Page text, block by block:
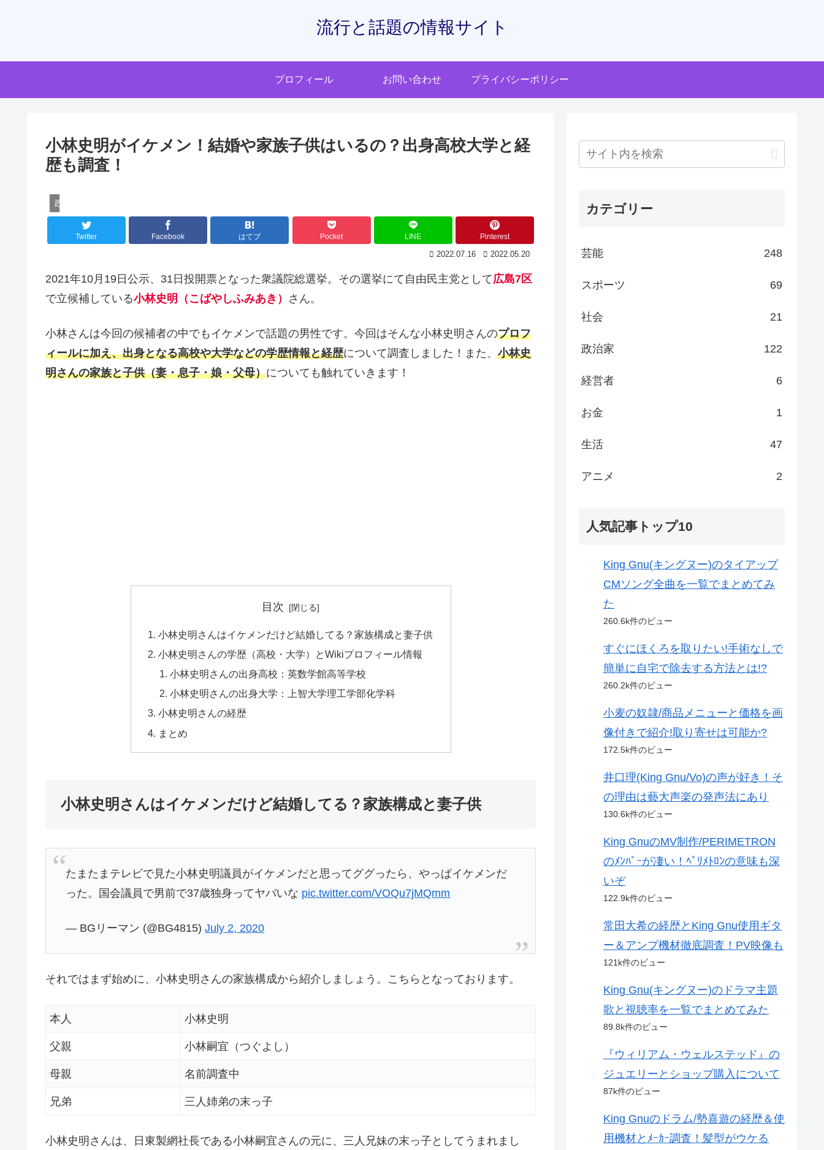
流行と話題の情報サイト
プロフィール お問い合わせ プライバシーポリシー
小林史明がイケメン！結婚や家族子供はいるの？出身高校大学と経
歴も調査！
政治家
Twitter Facebook はてブ Pocket LINE Pinterest
2022.07.16 2022.05.20
2021年10月19日公示、31日投開票となった衆議院総選挙。その選挙にて自由民主党として 広島7区
で立候補している小林史明（こばやしふみあき） さん。
小林さんは今回の候補者の中でもイケメンで話題の男性です。今回はそんな小林史明さんのプロフ
ィールに加え、出身となる高校や大学などの学歴情報と経歴について調査しました！また、 小林史
明さんの家族と子供（妻・息子・娘・父母）についても触れていきます！
目次
小林史明さんはイケメンだけど結婚してる？家族構成と妻子供
小林史明さんの学歴（高校・大学）とWikiプロフィール情報
小林史明さんの出身高校：英数学館高等学校
小林史明さんの出身大学：上智大学理工学部化学科
小林史明さんの経歴
まとめ
小林史明さんはイケメンだけど結婚してる？家族構成と妻子供
たまたまテレビで見た小林史明議員がイケメンだと思ってググったら、やっぱイケメンだ
った。国会議員で男前で37歳独身ってヤバいな pic.twitter.com/VOQu7jMQmm
— BGリーマン (@BG4815)July 2, 2020
それではまず始めに、小林史明さんの家族構成から紹介しましょう。こちらとなっております。
本人 小林史明
父親 小林嗣宜（つぐよし）
母親 名前調査中
兄弟 三人姉弟の末っ子
小林史明さんは、日東製網社長である小林嗣宜さんの元に、三人兄妹の末っ子としてうまれまし
カテゴリー
芸能 248
スポーツ 69
社会 21
政治家 122
経営者 6
お金 1
生活 47
アニメ 2
人気記事トップ10
King Gnu(キングヌー)のタイアップ
CMソング全曲を一覧でまとめてみ
た
260.6k件のビュー
すぐにほくろを取りたい!手術なしで
簡単に自宅で除去する方法とは!?
260.2k件のビュー
小麦の奴隷/商品メニューと価格を画
像付きで紹介!取り寄せは可能か?
172.5k件のビュー
井口理(King Gnu/Vo)の声が好き！そ
の理由は藝大声楽の発声法にあり
130.6k件のビュー
King GnuのMV制作/PERIMETRON
のﾒﾝﾊﾞｰが凄い！ﾍﾟﾘﾒﾄﾛﾝの意味も深
いぞ
122.9k件のビュー
常田大希の経歴とKing Gnu使用ギタ
ー＆アンプ機材徹底調査！PV映像も
121k件のビュー
King Gnu(キングヌー)のドラマ主題
歌と視聴率を一覧でまとめてみた
89.8k件のビュー
『ウィリアム・ウェルステッド』の
ジュエリーとショップ購入について
87k件のビュー
King Gnuのドラム/勢喜遊の経歴＆使
用機材とﾒｰｶｰ調査！髪型がウケる